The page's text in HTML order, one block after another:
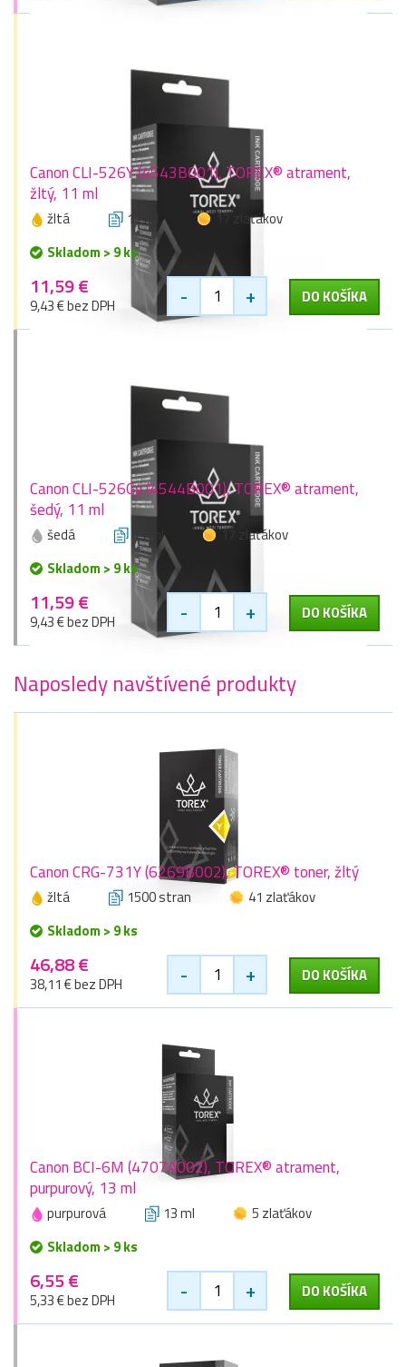
Canon CLI-526Y (4543B001), TOREX® atrament,
žltý, 11 ml
žltá 11 ml
17 zlaťákov
Skladom > 9 ks
11,59 €
9,43 € bez DPH - + DO KOŠÍKA
Canon CLI-526Gy (4544B001), TOREX® atrament,
šedý, 11 ml
šedá 11 ml
17 zlaťákov
Skladom > 9 ks
11,59 €
9,43 € bez DPH - + DO KOŠÍKA
Naposledy navštívené produkty
Canon CRG-731Y (6269B002), TOREX® toner, žltý
žltá 1500 stran
41 zlaťákov
Skladom > 9 ks
46,88 €
38,11 € bez DPH - + DO KOŠÍKA
Canon BCI-6M (4707A002), TOREX® atrament,
purpurový, 13 ml
purpurová 13 ml
5 zlaťákov
Skladom > 9 ks
6,55 €
5,33 € bez DPH - + DO KOŠÍKA